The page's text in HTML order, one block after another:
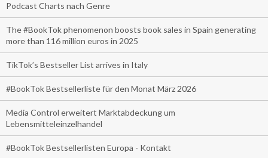
Podcast Charts nach Genre
The #BookTok phenomenon boosts book sales in Spain generating
more than 116 million euros in 2025
TikTok’s Bestseller List arrives in Italy
#BookTok Bestsellerliste für den Monat März 2026
Media Control erweitert Marktabdeckung um
Lebensmitteleinzelhandel
#BookTok Bestsellerlisten Europa - Kontakt